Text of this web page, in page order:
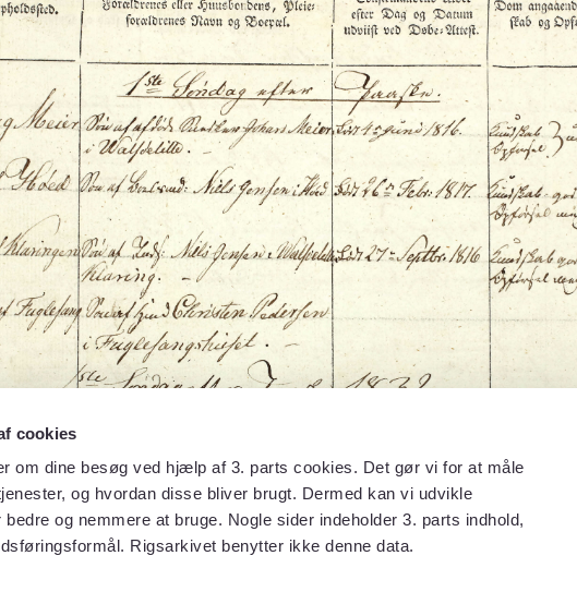
cookies
om dine besøg ved hjælp af 3. parts cookies. Det gør vi for at måle
og hvordan disse bliver brugt. Dermed kan vi udvikle
og nemmere at bruge. Nogle sider indeholder 3. parts indhold,
Rigsarkivet benytter ikke denne data.